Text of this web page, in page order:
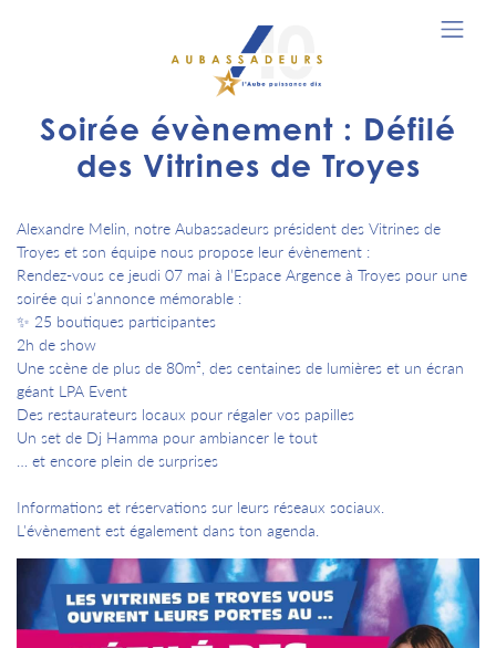
Soirée évènement : Défilé
des Vitrines de Troyes
Alexandre Melin, notre Aubassadeurs président des Vitrines de
Troyes et son équipe nous propose leur évènement :
Rendez-vous ce jeudi 07 mai à l’Espace Argence à Troyes pour une
soirée qui s’annonce mémorable :
✨ 25 boutiques participantes
2h de show
Une scène de plus de 80m², des centaines de lumières et un écran
géant LPA Event
Des restaurateurs locaux pour régaler vos papilles
Un set de Dj Hamma pour ambiancer le tout
… et encore plein de surprises
Informations et réservations sur leurs réseaux sociaux.
L'évènement est également dans ton agenda.